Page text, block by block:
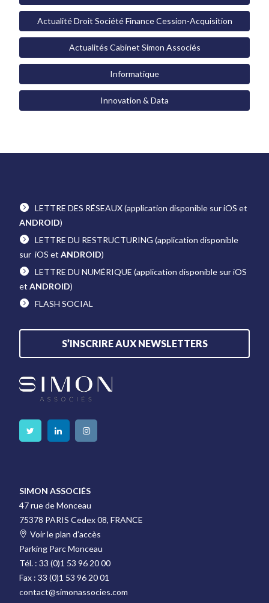
Actualité Droit Société Finance Cession-Acquisition
Actualités Cabinet Simon Associés
Informatique
Innovation & Data
LETTRE DES RÉSEAUX(application disponible sur iOS et
ANDROID)
LETTRE DU RESTRUCTURING (application disponible
sur iOS etANDROID)
LETTRE DU NUMÉRIQUE (application disponible sur iOS
etANDROID)
FLASH SOCIAL
S’INSCRIRE AUX NEWSLETTERS
SIMON ASSOCIÉS
47 rue de Monceau
75378 PARIS Cedex 08, FRANCE
Voir le plan d’accès
Parking Parc Monceau
Tél. :33 (0)1 53 96 20 00
Fax :33 (0)1 53 96 20 01
contact@simonassocies.com